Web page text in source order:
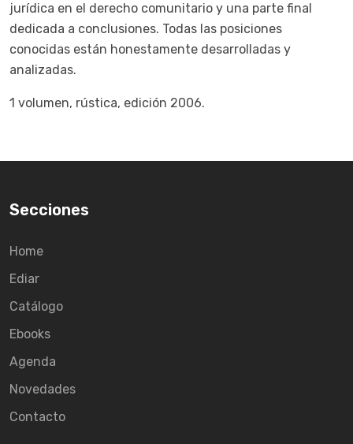
jurídica en el derecho comunitario y una parte final
dedicada a conclusiones. Todas las posiciones
conocidas están honestamente desarrolladas y
analizadas.
1 volumen, rústica, edición 2006.
Secciones
Home
Ediar
Catálogo
Ebooks
Agenda
Novedades
Contacto